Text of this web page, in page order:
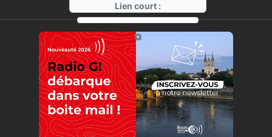
Lien court :
https://radio-g.fr?5804
⧉